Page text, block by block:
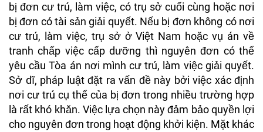
bị đơn cư trú, làm việc, có trụ sở cuối cùng hoặc nơi
bị đơn có tài sản giải quyết. Nếu bị đơn không có nơi
cư trú, làm việc, trụ sở ở Việt Nam hoặc vụ án về
tranh chấp việc cấp dưỡng thì nguyên đơn có thể
yêu cầu Tòa án nơi mình cư trú, làm việc giải quyết.
Sở dĩ, pháp luật đặt ra vấn đề này bởi việc xác định
nơi cư trú cụ thể của bị đơn trong nhiều trường hợp
là rất khó khăn. Việc lựa chọn này đảm bảo quyền lợi
cho nguyên đơn trong hoạt động khởi kiện. Mặt khác